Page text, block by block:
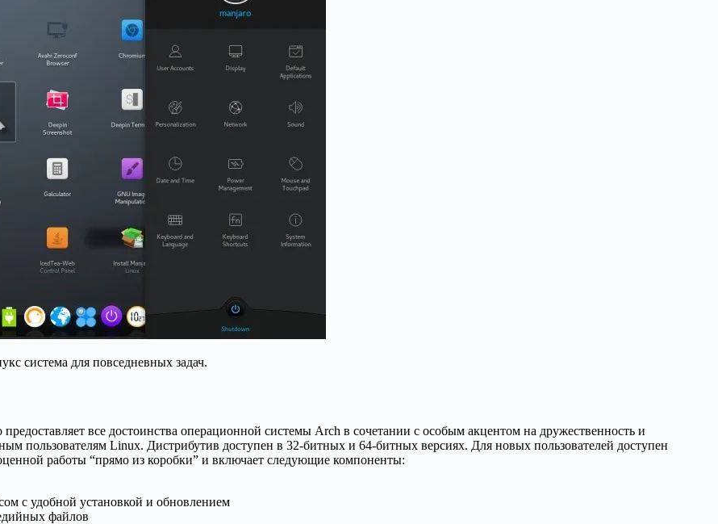
система для повседневных задач.
все достоинства операционной системы Arch в сочетании с особым акцентом на дружественность и
пользователям Linux. Дистрибутив доступен в 32-битных и 64-битных версиях. Для новых пользователей доступен
работы “прямо из коробки” и включает следующие компоненты:
с удобной установкой и обновлением
файлов